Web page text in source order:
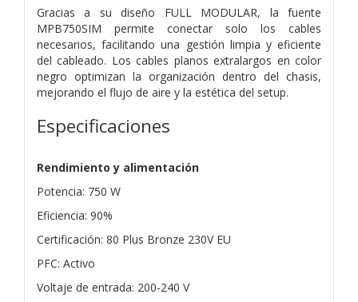
Gracias a su diseño FULL MODULAR, la fuente
MPB750SIM permite conectar solo los cables
necesarios, facilitando una gestión limpia y eficiente
del cableado. Los cables planos extralargos en color
negro optimizan la organización dentro del chasis,
mejorando el flujo de aire y la estética del setup.
Especificaciones
Rendimiento y alimentación
Potencia: 750 W
Eficiencia: 90%
Certificación: 80 Plus Bronze 230V EU
PFC: Activo
Voltaje de entrada: 200-240 V